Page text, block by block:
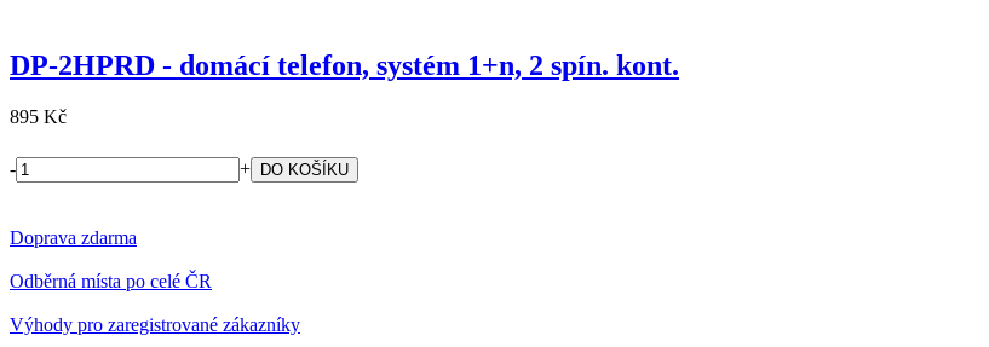
DP-2HPRD - domácí telefon, systém 1+n, 2 spín. kont.
895 Kč
- +
Doprava zdarma
Odběrná místa po celé ČR
Výhody pro zaregistrované zákazníky